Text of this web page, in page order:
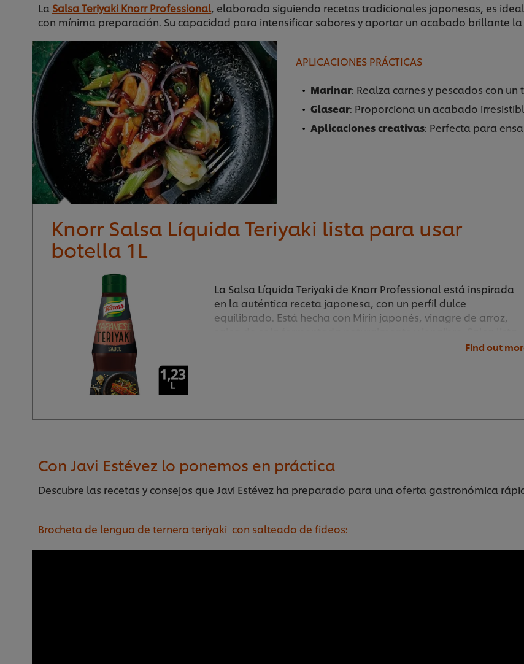
La Salsa Teriyaki Knorr Professional, elaborada siguiendo recetas tradicionales japonesas, es
con mínima preparación. Su capacidad para intensificar sabores y aportar un acabado brillante
APLICACIONES PRÁCTICAS
Marinar: Realza carnes y pescados con un
Glasear: Proporciona un acabado
Aplicacionescreativas: Perfecta para
Knorr Salsa Líquida Teriyaki lista para usar
botella 1L
La Salsa Líquida Teriyaki de Knorr Professional está inspirada
en la auténtica receta japonesa, con un perfil dulce
equilibrado. Está hecha con Mirin japonés, vinagre de arroz,
para usar, es perfecta para preparar auténticos platosFind out
Con Javi Estévez lo ponemos en práctica
Descubre las recetas y consejos que Javi Estévez ha preparado para una oferta gastronómica
Brocheta de lengua de ternera teriyaki con salteado de fideos: